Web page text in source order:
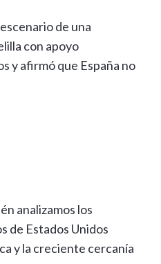
de una
con apoyo
y afirmó que España no
analizamos los
de Estados Unidos
y la creciente cercanía